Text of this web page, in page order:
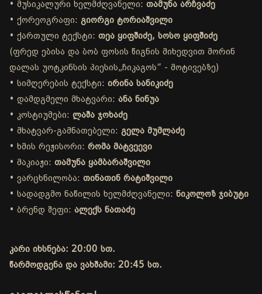
• მუსიკალური ხელმძღვანელი: თამუნა არჩვაძე
• ქორეოგრაფი: გიორგი ტორიაშვილი
• ქართული ტექსტი: თეა ყიფშიძე, სოსო ყიფშიძე
(ფრედ ებისა და ბობ ფოსის წიგნის მიხედვით მორინ
დალას უოტკინსის პიესის„ჩიკაგოს“ - მოტივებზე)
• სიმღერების ტექსტი: ირინა სანიკიძე
• დამდგმელი მხატვარი: ანა ნინუა
• კოსტიუმები: ლაშა ჯოხაძე
• მხატვარ-გამნათებელი: გელა მუმლაძე
• ხმის რეჟისორი: რომა მატვეევი
• მაკიაჟი: თამუნა ყამბარაშვილი
• ვარცხნილობა: თინათინ რატიშვილი
• სადადგმო ნაწილის ხელმძღვანელი: ნიკოლოზ ჯიბუტი
• ბრენდ შეფი: ალექს ნათაძე
კარი იხსნება: 20:00 სთ.
წარმოდგენა და ვახშამი: 20:45 სთ.